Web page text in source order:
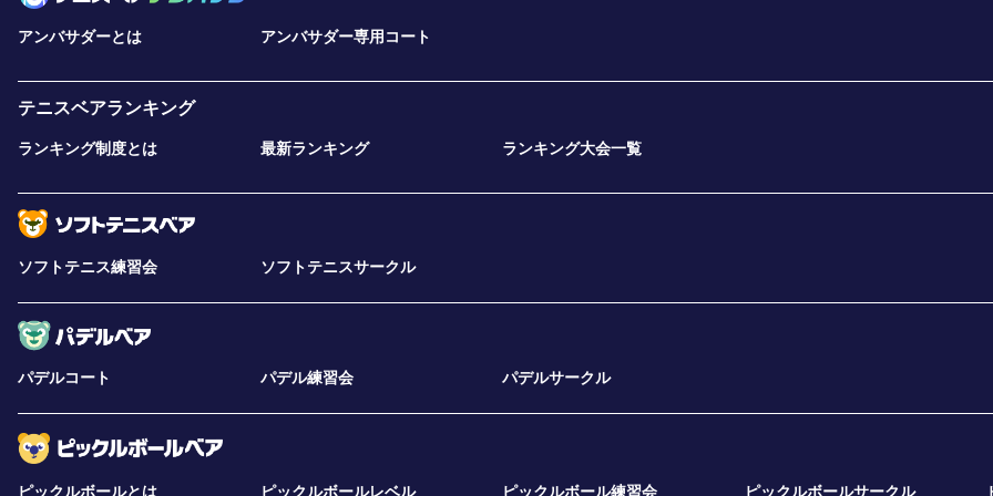
アンバサダーとは アンバサダー専用コート
テニスベアランキング
ランキング制度とは 最新ランキング ランキング大会一覧
ソフトテニス練習会 ソフトテニスサークル
パデルコート パデル練習会 パデルサークル
ピックルボールとは ピックルボールレベル ピックルボール練習会 ピックルボールサークル